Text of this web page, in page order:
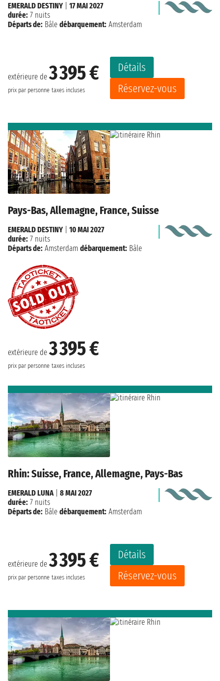
extérieure de3 395 €
prix par personne taxes incluses
Détails
Réservez-vous
EMERALD DESTINY
17 MAI 2027
durée: 7 nuits
Départs de: Bâle débarquement: Amsterdam
Pays-Bas, Allemagne, France, Suisse
extérieure de3 395 €
prix par personne taxes incluses
EMERALD DESTINY
10 MAI 2027
durée: 7 nuits
Départs de: Amsterdam débarquement: Bâle
Rhin: Suisse, France, Allemagne, Pays-Bas
extérieure de3 395 €
prix par personne taxes incluses
Détails
Réservez-vous
EMERALD LUNA| 8 MAI 2027
durée: 7 nuits
Départs de: Bâle débarquement: Amsterdam